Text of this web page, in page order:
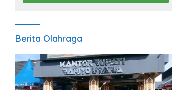
Berita Olahraga